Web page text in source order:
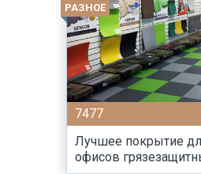
РАЗНОЕ
7477
Лучшее покрытие
офисов